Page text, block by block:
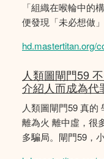
「組織在喉輪中的
便發現「未必想做」
hd.mastertitan.org/
人類圖閘門59
介紹人而成為代
人類圖閘門59 真的
離為火 離中虛，很
多騙局。閘門59，